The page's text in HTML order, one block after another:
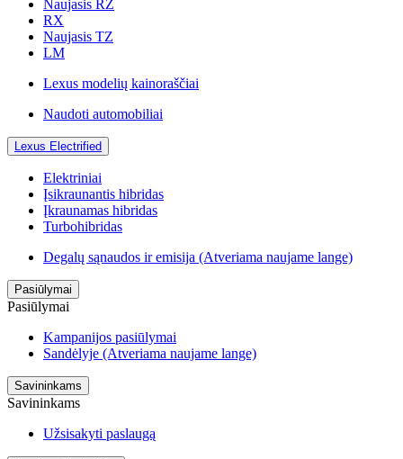
Naujasis RZ
RX
Naujasis TZ
LM
Lexus modelių kainoraščiai
Naudoti automobiliai
Lexus Electrified
Elektriniai
Įsikraunantis hibridas
Įkraunamas hibridas
Turbohibridas
Degalų sąnaudos ir emisija (Atveriama naujame lange)
Pasiūlymai
Pasiūlymai
Kampanijos pasiūlymai
Sandėlyje (Atveriama naujame lange)
Savininkams
Savininkams
Užsisakyti paslaugą